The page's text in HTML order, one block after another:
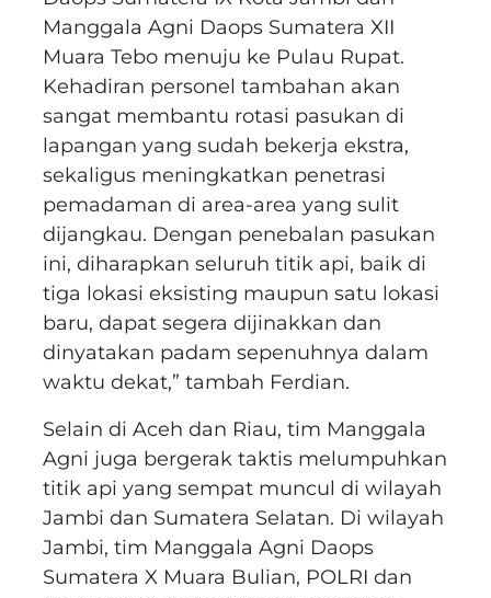
Manggala Agni Daops Sumatera XII
Muara Tebo menuju ke Pulau Rupat.
Kehadiran personel tambahan akan
sangat membantu rotasi pasukan di
lapangan yang sudah bekerja ekstra,
sekaligus meningkatkan penetrasi
pemadaman di area-area yang sulit
dijangkau. Dengan penebalan pasukan
ini, diharapkan seluruh titik api, baik di
tiga lokasi eksisting maupun satu lokasi
baru, dapat segera dijinakkan dan
dinyatakan padam sepenuhnya dalam
waktu dekat,” tambah Ferdian.
Selain di Aceh dan Riau, tim Manggala
Agni juga bergerak taktis melumpuhkan
titik api yang sempat muncul di wilayah
Jambi dan Sumatera Selatan. Di wilayah
Jambi, tim Manggala Agni Daops
Sumatera X Muara Bulian, POLRI dan